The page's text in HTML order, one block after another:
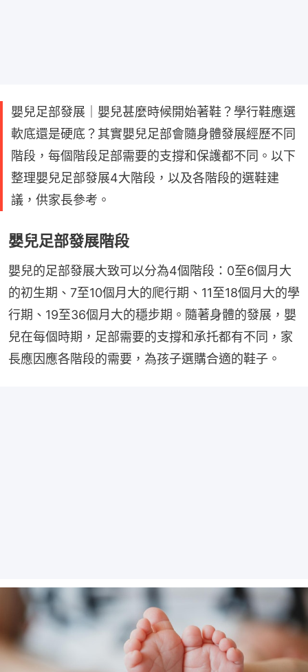
嬰兒足部發展｜嬰兒甚麼時候開始著鞋？學行鞋應選
軟底還是硬底？其實嬰兒足部會隨身體發展經歷不同
階段，每個階段足部需要的支撐和保護都不同。以下
整理嬰兒足部發展4大階段，以及各階段的選鞋建
議，供家長參考。
嬰兒足部發展階段
嬰兒的足部發展大致可以分為4個階段：0至6個月大
的初生期、7至10個月大的爬行期、11至18個月大的學
行期、19至36個月大的穩步期。隨著身體的發展，嬰
兒在每個時期，足部需要的支撐和承托都有不同，家
長應因應各階段的需要，為孩子選購合適的鞋子。